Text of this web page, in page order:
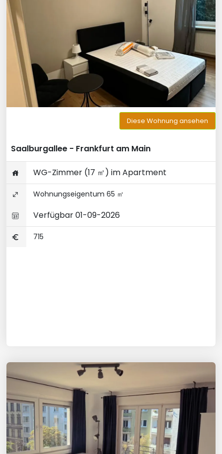
Diese Wohnung ansehen
Saalburgallee - Frankfurt am Main
WG-Zimmer (17 ㎡) im Apartment
Wohnungseigentum 65 ㎡
Verfügbar 01-09-2026
715